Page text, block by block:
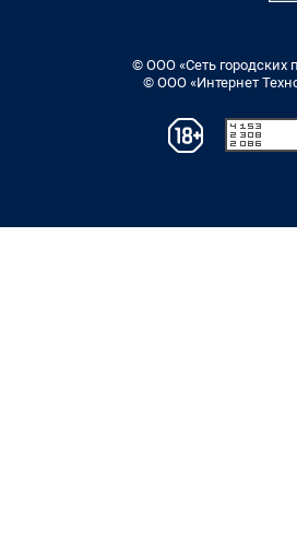
© ООО «Сеть городских
© ООО «Интернет